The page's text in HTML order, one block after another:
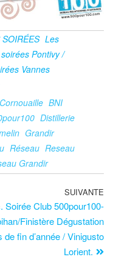
SOIRÉES Les
Pontivy /
Vannes
BNI
Distillerie
Grandir
Réseau Reseau
Grandir
SUIVANTE
Soirée Club 500pour100-
Finistère Dégustation
de fin d’année / Vinigusto
Lorient.